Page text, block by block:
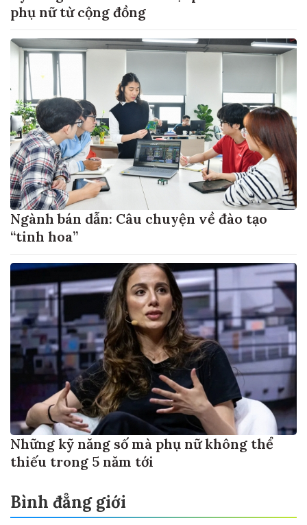
phụ nữ từ cộng đồng
Ngành bán dẫn: Câu chuyện về đào tạo
“tinh hoa”
Những kỹ năng số mà phụ nữ không thể
thiếu trong 5 năm tới
Bình đẳng giới